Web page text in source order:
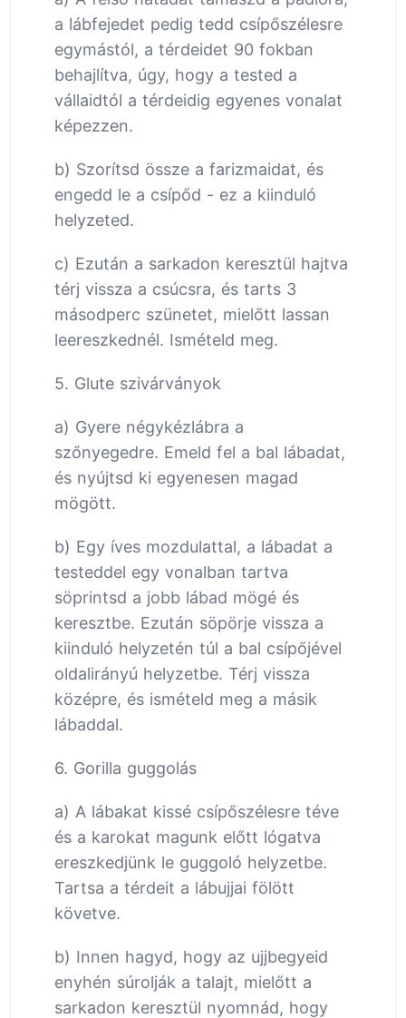
a lábfejedet pedig tedd csípőszélesre
egymástól, a térdeidet 90 fokban
behajlítva, úgy, hogy a tested a
vállaidtól a térdeidig egyenes vonalat
képezzen.
b) Szorítsd össze a farizmaidat, és
engedd le a csípőd - ez a kiinduló
helyzeted.
c) Ezután a sarkadon keresztül hajtva
térj vissza a csúcsra, és tarts 3
másodperc szünetet, mielőtt lassan
leereszkednél. Ismételd meg.
5. Glute szivárványok
a) Gyere négykézlábra a
szőnyegedre. Emeld fel a bal lábadat,
és nyújtsd ki egyenesen magad
mögött.
b) Egy íves mozdulattal, a lábadat a
testeddel egy vonalban tartva
söprintsd a jobb lábad mögé és
keresztbe. Ezután söpörje vissza a
kiinduló helyzetén túl a bal csípőjével
oldalirányú helyzetbe. Térj vissza
középre, és ismételd meg a másik
lábaddal.
6. Gorilla guggolás
a) A lábakat kissé csípőszélesre téve
és a karokat magunk előtt lógatva
ereszkedjünk le guggoló helyzetbe.
Tartsa a térdeit a lábujjai fölött
követve.
b) Innen hagyd, hogy az ujjbegyeid
enyhén súrolják a talajt, mielőtt a
sarkadon keresztül nyomnád, hogy